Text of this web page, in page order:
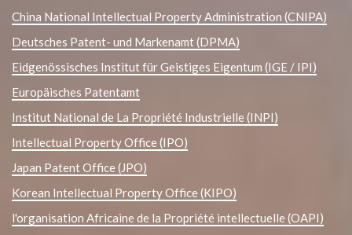
China National Intellectual Property Administration (CNIPA)
Deutsches Patent- und Markenamt (DPMA)
Eidgenössisches Institut für Geistiges Eigentum (IGE / IPI)
Europäisches Patentamt
Institut National de La Propriété Industrielle (INPI)
Intellectual Property Office (IPO)
Japan Patent Office (JPO)
Korean Intellectual Property Office (KIPO)
l'organisation Africaine de la Propriété intellectuelle (OAPI)